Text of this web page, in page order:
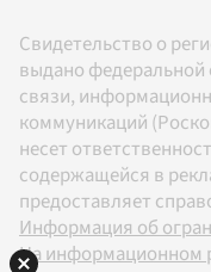
Свидетельство о
выдано
связи,
коммуникаций
несет
содержащейся в
предоставляет
Информация об
На информационном